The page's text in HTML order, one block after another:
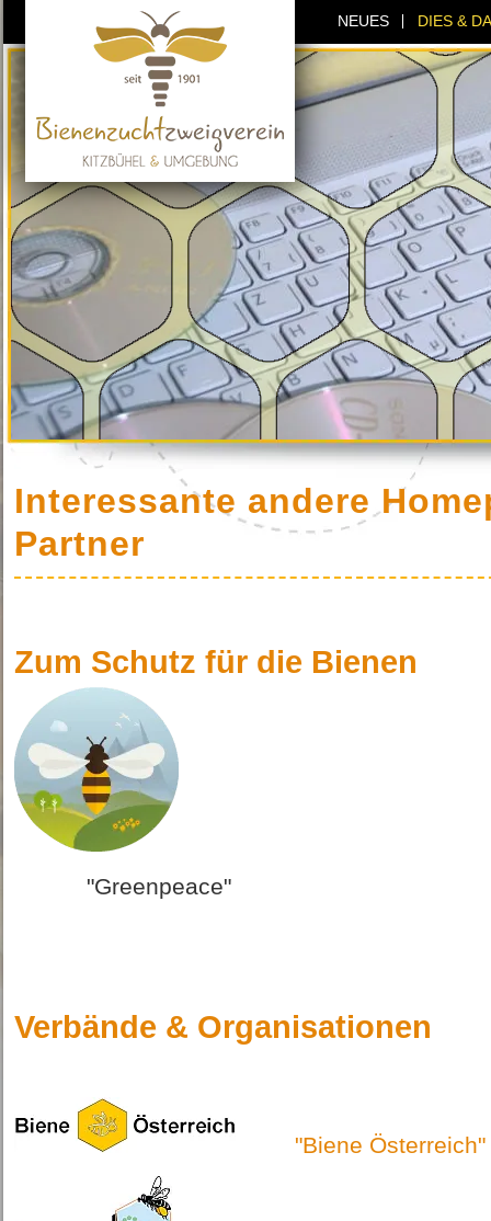
NEUES DIES &
Interessante andere
Partner
Zum Schutz für die Bienen
"Greenpeace"
Verbände & Organisationen
"Biene Österreich"